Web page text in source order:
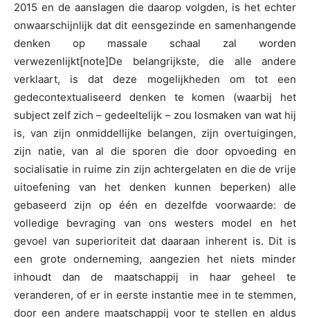
2015 en de aanslagen die daarop volgden, is het echter
onwaarschijnlijk dat dit eensgezinde en samenhangende
denken op massale schaal zal worden
verwezenlijkt[note]De belangrijkste, die alle andere
verklaart, is dat deze mogelijkheden om tot een
gedecontextualiseerd denken te komen (waarbij het
subject zelf zich – gedeeltelijk – zou losmaken van wat hij
is, van zijn onmiddellijke belangen, zijn overtuigingen,
zijn natie, van al die sporen die door opvoeding en
socialisatie in ruime zin zijn achtergelaten en die de vrije
uitoefening van het denken kunnen beperken) alle
gebaseerd zijn op één en dezelfde voorwaarde: de
volledige bevraging van ons westers model en het
gevoel van superioriteit dat daaraan inherent is. Dit is
een grote onderneming, aangezien het niets minder
inhoudt dan de maatschappij in haar geheel te
veranderen, of er in eerste instantie mee in te stemmen,
door een andere maatschappij voor te stellen en aldus